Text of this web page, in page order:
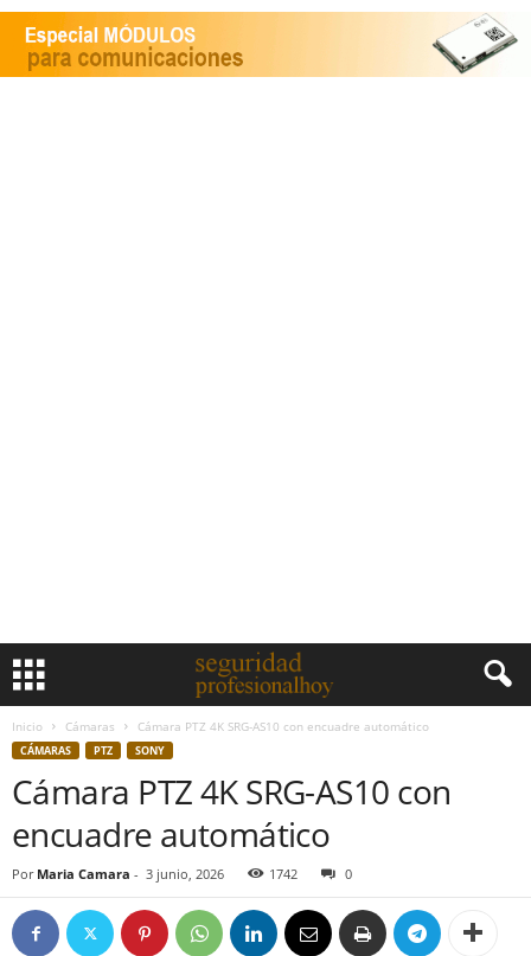
Inicio Cámaras Cámara PTZ 4K SRG-AS10 con encuadre automático
CÁMARAS PTZ SONY
Cámara PTZ 4K SRG-AS10 con
encuadre automático
Por Maria Camara - 3 junio, 2026 1742 0